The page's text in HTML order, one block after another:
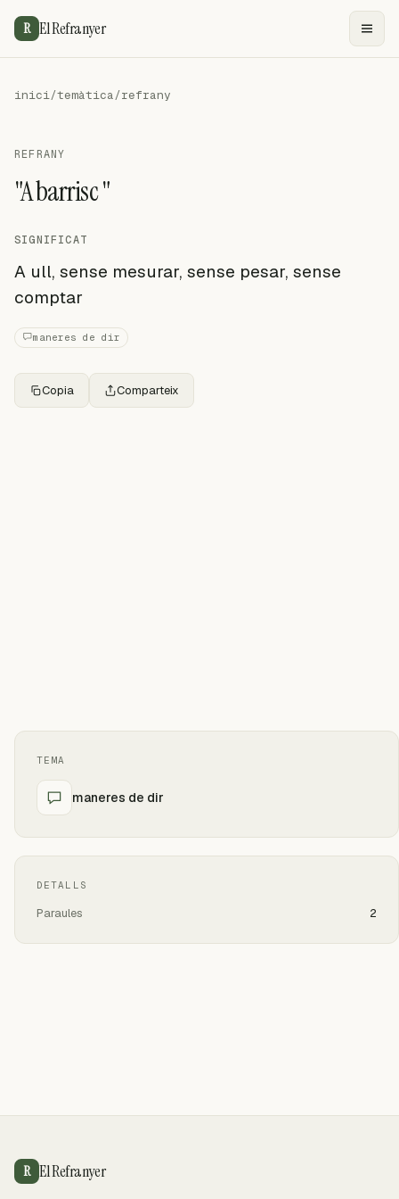
R El Refranyer
inici/temàtica/refrany
REFRANY
"A barrisc "
SIGNIFICAT
A ull, sense mesurar, sense pesar, sense
comptar
maneres de dir
Copia Comparteix
TEMA
maneres de dir
DETALLS
Paraules 2
R El Refranyer